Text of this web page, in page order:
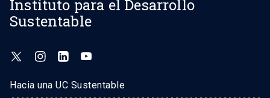
Instituto para el Desarrollo
Sustentable
Hacia una UC Sustentable